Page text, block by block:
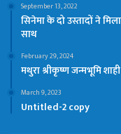
September 13, 2022
सिनेमा के दो उस्तादों ने
साथ
February 29, 2024
मथुरा श्रीकृष्ण जन्मभूमि
March 9, 2023
Untitled-2 copy